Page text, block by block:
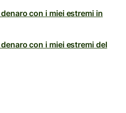
con i miei estremi in
con i miei estremi del